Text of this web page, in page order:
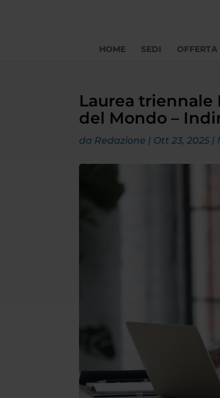
HOME SEDI
Laurea triennale
del Mondo –
da Redazione | Ott 23, 2025 |